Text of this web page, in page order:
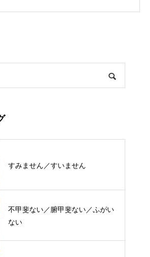
すみません／すいません
不甲斐ない／腑甲斐ない／ふがい
ない